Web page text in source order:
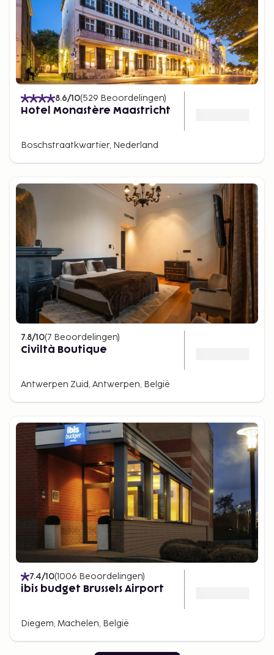
8.6/10(529 Beoordelingen)
Hotel Monastère Maastricht
Boschstraatkwartier, Nederland
7.8/10(7 Beoordelingen)
Civiltà Boutique
Antwerpen Zuid, Antwerpen, België
7.4/10(1006 Beoordelingen)
ibis budget Brussels Airport
Diegem, Machelen, België